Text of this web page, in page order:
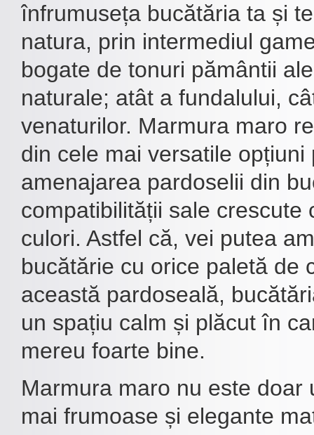
înfrumuseța bucătăria ta și
natura, prin intermediul
bogate de tonuri pământii
naturale; atât a fundalului,
venaturilor. Marmura maro
din cele mai versatile opțiuni
amenajarea pardoselii din
compatibilității sale crescute
culori. Astfel că, vei putea
bucătărie cu orice paletă de
această pardoseală,
un spațiu calm și plăcut în
mereu foarte bine.
Marmura maro nu este doar
mai frumoase și elegante